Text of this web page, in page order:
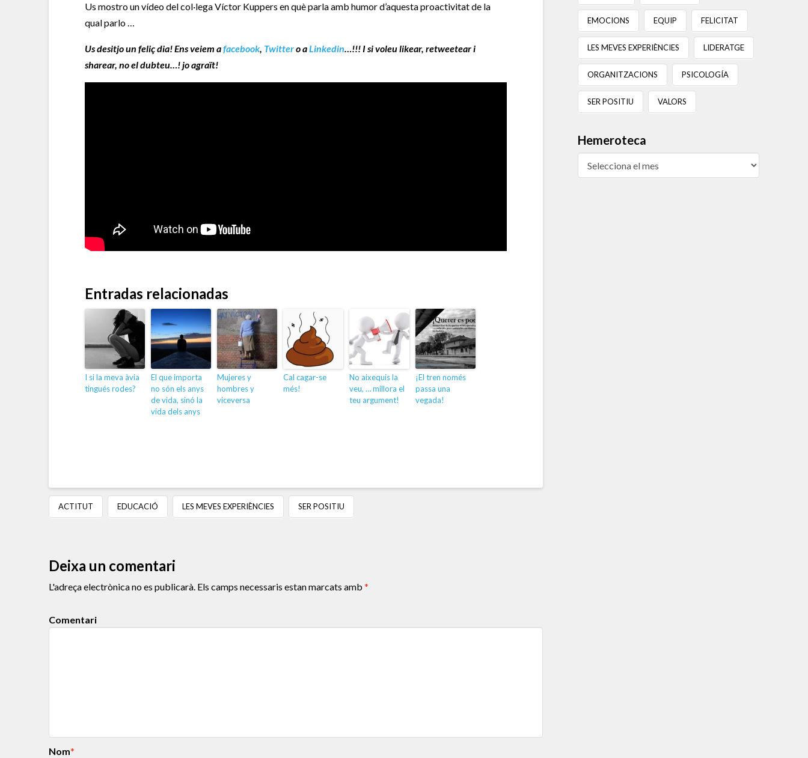
Us mostro un vídeo del col·lega Víctor Kuppers en què parla amb humor d’aquesta proactivitat de la
qual parlo …
Us desitjo un feliç dia! Ens veiem afacebook, Twittero aLinkedin…!!! I si voleu likear, retweetear i
sharear, no el dubteu…! jo agraït!
Entradas relacionadas
I si la meva àvia
tingués rodes?
El que importa
no són els anys
de vida, sinó la
vida dels anys
Mujeres y
hombres y
viceversa
Cal cagar-se
més!
No aixequis la
veu, … millora el
teu argument!
¡El tren només
passa una
vegada!
ACTITUT EDUCACIÓ LES MEVES EXPERIÈNCIES SER POSITIU
Deixa un comentari
L'adreça electrònica no es publicarà. Els camps necessaris estan marcats amb *
Comentari
Nom*
EMOCIONS EQUIP FELICITAT
LES MEVES EXPERIÈNCIES LIDERATGE
ORGANITZACIONS PSICOLOGÍA
SER POSITIU VALORS
Hemeroteca
Hemeroteca